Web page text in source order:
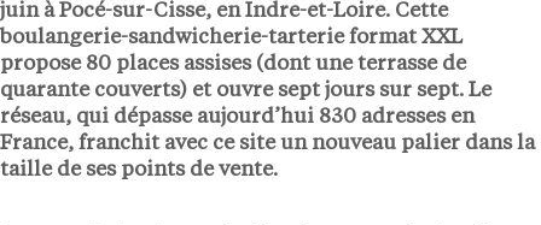
juin àPocé-sur-Cisse, en Indre-et-Loire. Cette
boulangerie-sandwicherie-tarterie format XXL
propose 80 places assises(dont une terrasse de
quarante couverts) et ouvre sept jours sur sept. Le
réseau, qui dépasse aujourd’hui 830 adressesen
France, franchit avec ce site un nouveau palier dans la
taille de ses points de vente.